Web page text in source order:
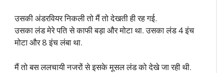
उसकी अंडरवियर निकली तो मैं तो देखती ही रह गई.
उसका लंड मेरे पति से काफी बड़ा और मोटा था. उसका लंड 4 इंच
मोटा और 8 इंच लंबा था.
मैं तो बस ललचायी नजरों से इसके मूसल लंड को देखे जा रही थी.